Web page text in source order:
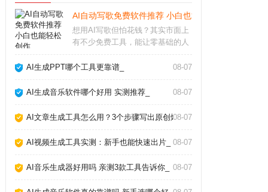
AI自动写歌免费软件推荐 小白也能轻松创作_
想用AI写歌但怕花钱？其实市面上
有不少免费工具，能让零基础的人
实际使用体验出发，聊聊几款真正
绕过那些华而不实的坑。免费AI写
AI生成PPT哪个工具更靠谱_ 08-07
AI生成音乐软件哪个好用 实测推荐_ 08-07
AI文章生成工具怎么用？3个步骤写出原创爆款_
08-07
AI视频生成工具实测：新手也能快速出片_ 08-07
AI音乐生成器好用吗 亲测3款工具告诉你_ 08-07